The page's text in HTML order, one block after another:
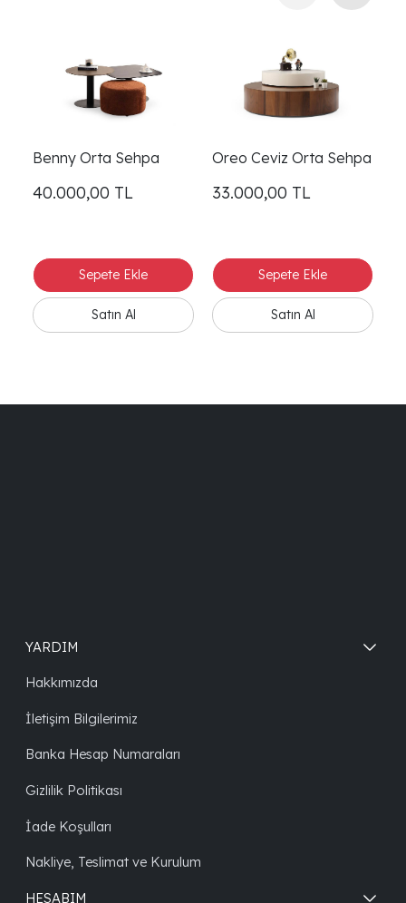
Benny Orta Sehpa
40.000,00 TL
Oreo Ceviz Orta Sehpa
33.000,00 TL
YARDIM
Hakkımızda
İletişim Bilgilerimiz
Banka Hesap Numaraları
Gizlilik Politikası
İade Koşulları
Nakliye, Teslimat ve Kurulum
HESABIM